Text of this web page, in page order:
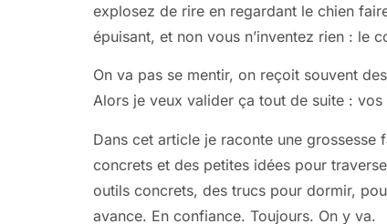
explosez de rire en regardant le chien
épuisant, et non vous n’inventez rien : le
On va pas se mentir, on reçoit souvent
Alors je veux valider ça tout de suite :
Dans cet article je raconte une grossesse
concrets et des petites idées pour
outils concrets, des trucs pour dormir,
avance. En confiance. Toujours. On y va.